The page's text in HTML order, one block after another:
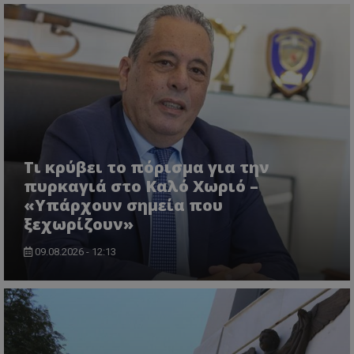
Τι κρύβει το πόρισμα για την
πυρκαγιά στο Καλό Χωριό –
«Υπάρχουν σημεία που
ξεχωρίζουν»
09.08.2026 - 12:13
ASP.NET_SessionId
Microsoft Corporation
YouTube
.youtube.com